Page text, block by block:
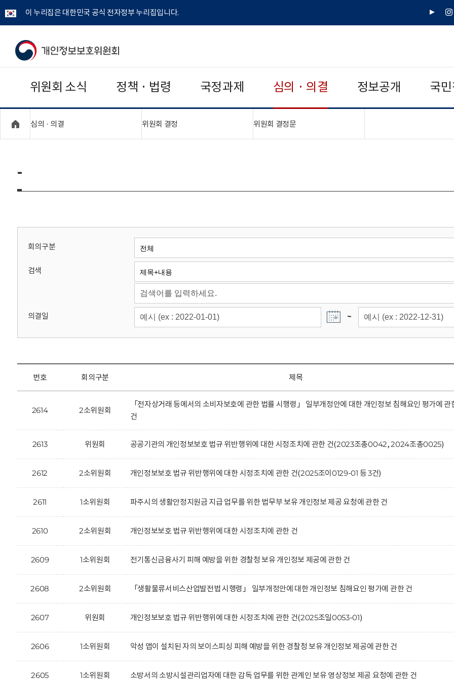
이 누리집은 대한민국 공식 전자정부 누리집입니다.
유
인
개
보
보
위
회
위원회 소식 정책 · 법령 국정과제 심의 · 의결 정보공개 국
심의 · 의결 위원회 결정 위원회 결정문"접기,펼치기"
-
회의구분
검색
의결일 ~
번호 회의구분 제목
2614 2소위원회
「전자상거래 등에서의 소비자보호에 관한 법률 시행령」 일부개정안에 대한 개인정보 침해요인 평가에 관
건
2613 위원회 공공기관의 개인정보보호 법규 위반행위에 대한 시정조치에 관한 건(2023조총0042, 2024조총0025)
2612 2소위원회 개인정보보호 법규 위반행위에 대한 시정조치에 관한 건(2025조이0129-01 등 3건)
2611 1소위원회 파주시의 생활안정지원금 지급 업무를 위한 법무부 보유 개인정보 제공 요청에 관한 건
2610 2소위원회 개인정보보호 법규 위반행위에 대한 시정조치에 관한 건
2609 1소위원회 전기통신금융사기 피해 예방을 위한 경찰청 보유 개인정보 제공에 관한 건
2608 2소위원회 「생활물류서비스산업발전법 시행령」 일부개정안에 대한 개인정보 침해요인 평가에 관한 건
2607 위원회 개인정보보호 법규 위반행위에 대한 시정조치에 관한 건(2025조일0053-01)
2606 1소위원회 악성 앱이 설치된 자의 보이스피싱 피해 예방을 위한 경찰청 보유 개인정보 제공에 관한 건
2605 1소위원회 소방서의 소방시설관리업자에 대한 감독 업무를 위한 관계인 보유 영상정보 제공 요청에 관한 건